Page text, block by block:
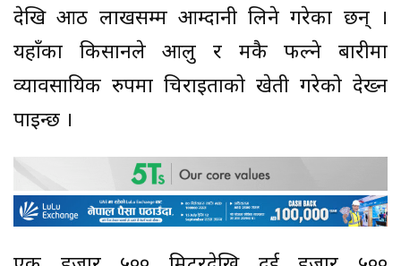
देखि आठ लाखसम्म आम्दानी लिने गरेका छन् ।
यहाँका किसानले आलु र मकै फल्ने बारीमा
व्यावसायिक रुपमा चिराइताको खेती गरेको देख्न
पाइन्छ ।